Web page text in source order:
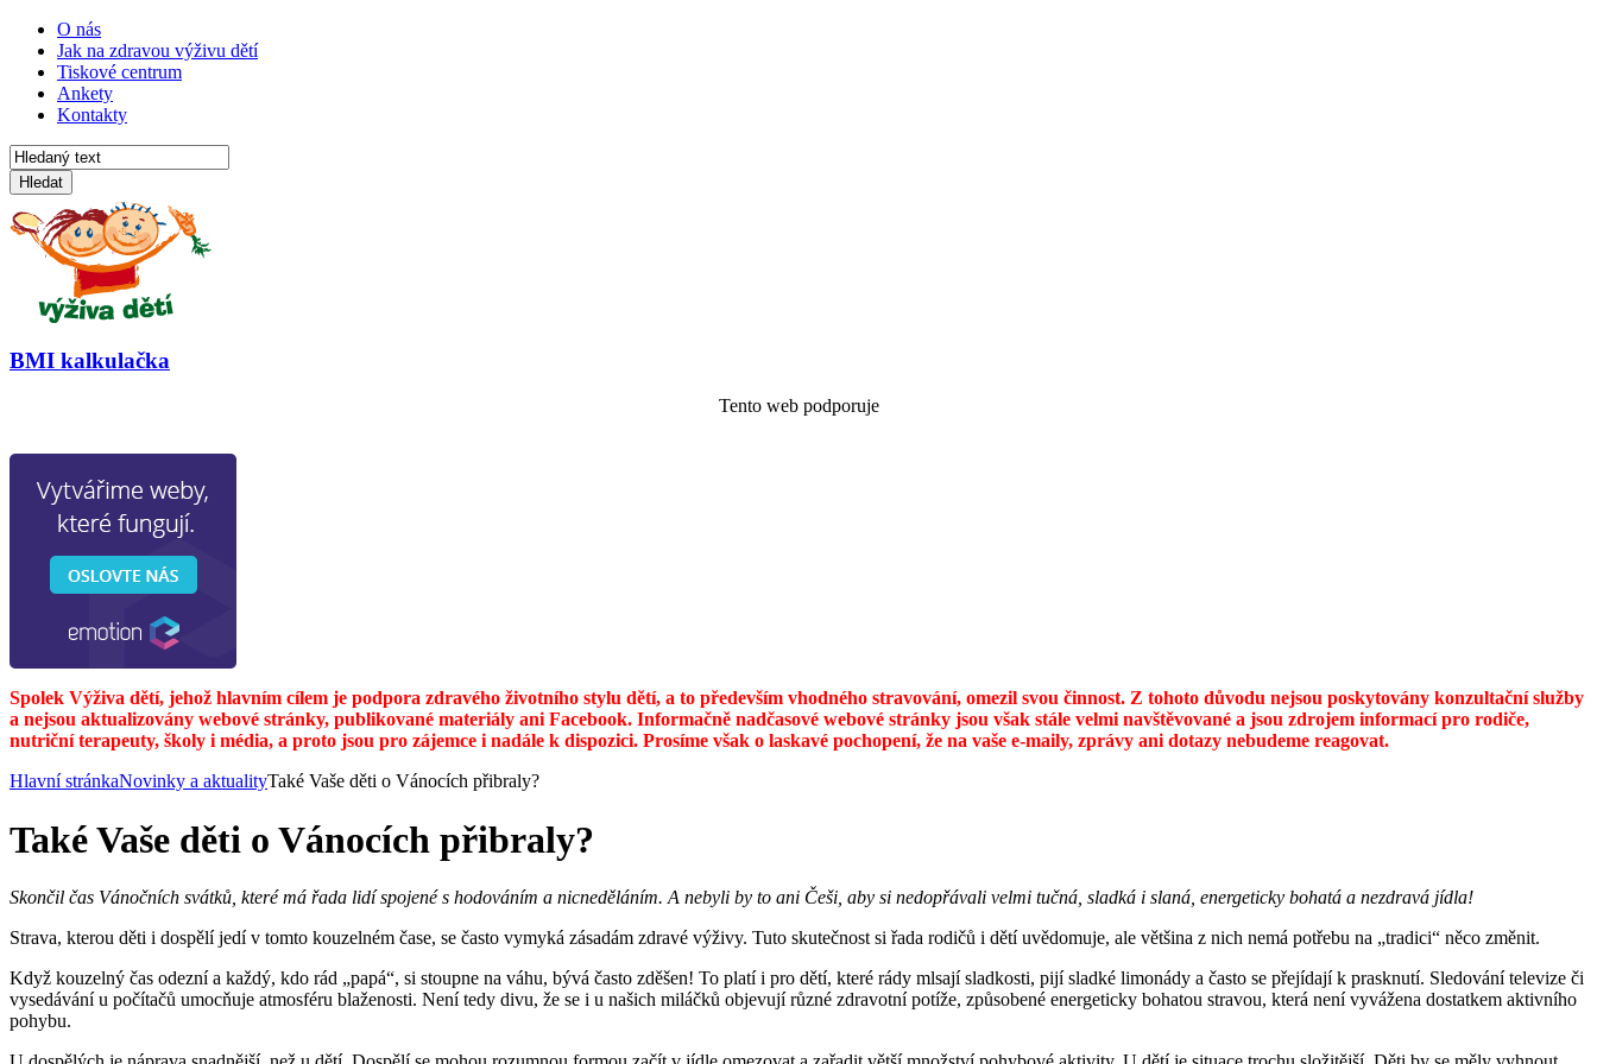
O nás
Jak na zdravou výživu dětí
Tiskové centrum
Ankety
Kontakty
Hledat
BMI kalkulačka
Tento web podporuje
Spolek Výživa dětí, jehož hlavním cílem je podpora zdravého životního stylu dětí, a to především vhodného stravování, omezil svou činnost. Z tohoto důvodu nejsou poskytovány konzultační služby
a nejsou aktualizovány webové stránky, publikované materiály ani Facebook. Informačně nadčasové webové stránky jsou však stále velmi navštěvované a jsou zdrojem informací pro rodiče,
nutriční terapeuty, školy i média, a proto jsou pro zájemce i nadále k dispozici. Prosíme však o laskavé pochopení, že na vaše e-maily, zprávy ani dotazy nebudeme reagovat.
Hlavní stránkaNovinky a aktualityTaké Vaše děti o Vánocích přibraly?
Také Vaše děti o Vánocích přibraly?
Skončil čas Vánočních svátků, které má řada lidí spojené s hodováním a nicneděláním. A nebyli by to ani Češi, aby si nedopřávali velmi tučná, sladká i slaná, energeticky bohatá a nezdravá jídla!
Strava, kterou děti i dospělí jedí v tomto kouzelném čase, se často vymyká zásadám zdravé výživy. Tuto skutečnost si řada rodičů i dětí uvědomuje, ale většina z nich nemá potřebu na „tradici“ něco změnit.
Když kouzelný čas odezní a každý, kdo rád „papá“, si stoupne na váhu, bývá často zděšen! To platí i pro dětí, které rády mlsají sladkosti, pijí sladké limonády a často se přejídají k prasknutí. Sledování televize či
vysedávání u počítačů umocňuje atmosféru blaženosti. Není tedy divu, že se i u našich miláčků objevují různé zdravotní potíže, způsobené energeticky bohatou stravou, která není vyvážena dostatkem aktivního
pohybu.